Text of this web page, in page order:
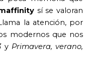
sí se valoran
la atención, por
modernos que nos
y Primavera, verano,